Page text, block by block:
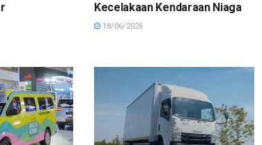
Kecelakaan Kendaraan Niaga
18/06/2026